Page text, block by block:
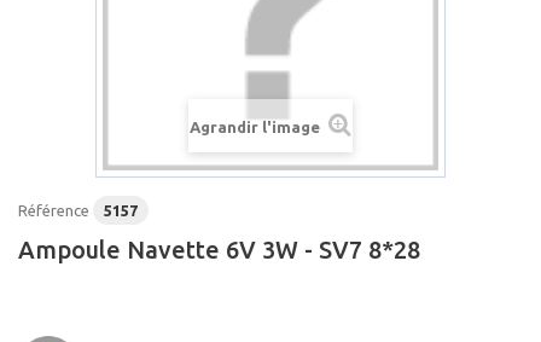
Agrandir l'image
Référence 5157
Ampoule Navette 6V 3W - SV7 8*28